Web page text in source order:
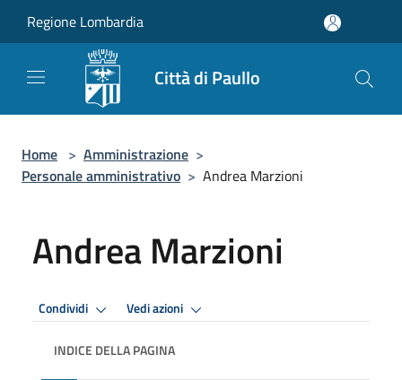
Regione Lombardia
Città di Paullo
Home > Amministrazione >
Personale amministrativo > Andrea Marzioni
Andrea Marzioni
Condividi Vedi azioni
INDICE DELLA PAGINA